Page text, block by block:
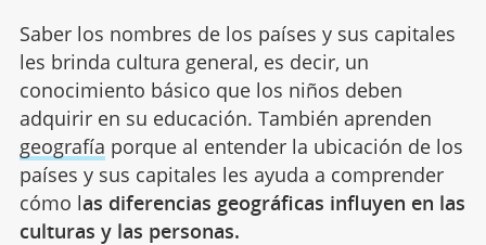
Saber los nombres de los países y sus capitales
les brinda cultura general, es decir, un
conocimiento básico que los niños deben
adquirir en su educación. También aprenden
geografía porque al entender la ubicación de los
países y sus capitales les ayuda a comprender
cómo las diferencias geográficas influyen en las
culturas y las personas.